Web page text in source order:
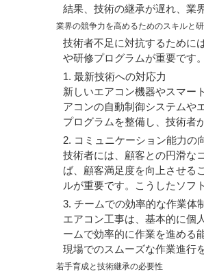
結果、技術の継承が遅れ、業
業界の競争力を高めるためのスキルと
技術者不足に対抗するために
や研修プログラムが重要です。
1. 最新技術への対応力
新しいエアコン機器やスマー
アコンの自動制御システムや
プログラムを整備し、技術者
2. コミュニケーション能力の
技術者には、顧客との円滑な
ば、顧客満足度を向上させる
ルが重要です。こうしたソフ
3. チームでの効率的な作業体制
エアコン工事は、基本的に個
ームで効率的に作業を進める
現場でのスムーズな作業進行
若手育成と技術継承の必要性